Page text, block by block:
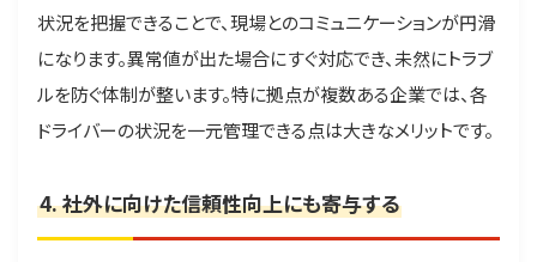
状況を把握できることで、現場とのコミュニケーションが円滑
になります。異常値が出た場合にすぐ対応でき、未然にトラブ
ルを防ぐ体制が整います。特に拠点が複数ある企業では、各
ドライバーの状況を一元管理できる点は大きなメリットです。
4. 社外に向けた信頼性向上にも寄与する